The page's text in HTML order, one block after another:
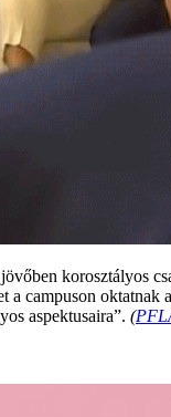
korosztályos
campuson oktatnak
aspektusaira”. (